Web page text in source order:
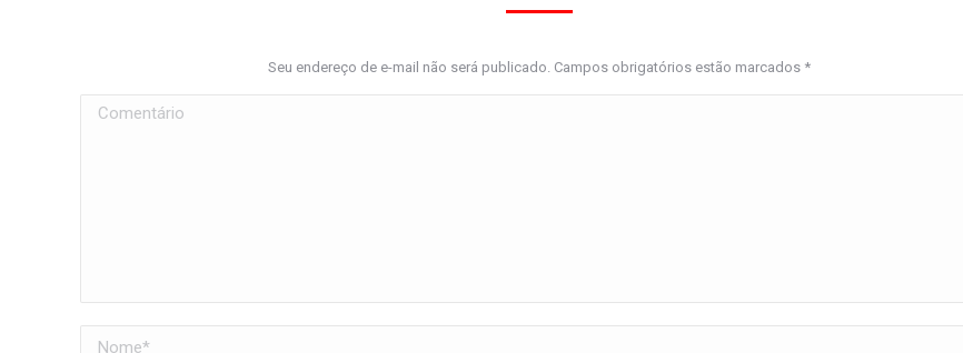
Seu endereço de e-mail não será publicado. Campos obrigatórios estão marcados *
Comentário
Nome *